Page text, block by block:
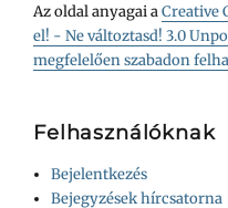
Az oldal anyagai aCreative
el! - Ne változtasd! 3.0
megfelelően szabadon
Felhasználóknak
Bejelentkezés
Bejegyzések hírcsatorna